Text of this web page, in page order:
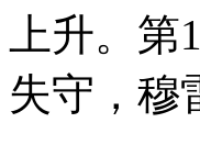
上升。
失守，穆